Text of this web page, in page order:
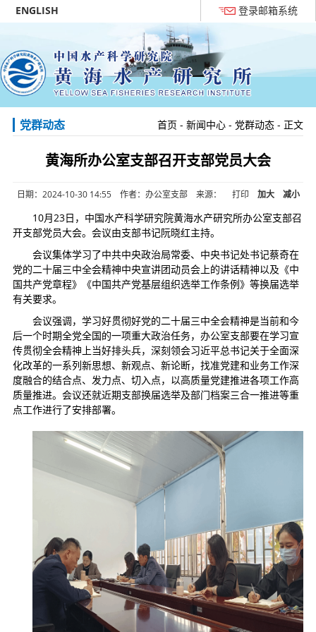
ENGLISH 登录邮箱系统
党群动态 首页 -新闻中心 - 党群动态 - 正文
黄海所办公室支部召开支部党员大会
日期：2024-10-30 14:55 作者：办公室支部 来源： 打印 加大 减小
10月23日，中国水产科学研究院黄海水产研究所办公室支部召
开支部党员大会。会议由支部书记阮晓红主持。
会议集体学习了中共中央政治局常委、中央书记处书记蔡奇在
党的二十届三中全会精神中央宣讲团动员会上的讲话精神以及《中
国共产党章程》《中国共产党基层组织选举工作条例》等换届选举
有关要求。
会议强调，学习好贯彻好党的二十届三中全会精神是当前和今
后一个时期全党全国的一项重大政治任务，办公室支部要在学习宣
传贯彻全会精神上当好排头兵，深刻领会习近平总书记关于全面深
化改革的一系列新思想、新观点、新论断，找准党建和业务工作深
度融合的结合点、发力点、切入点，以高质量党建推进各项工作高
质量推进。会议还就近期支部换届选举及部门档案三合一推进等重
点工作进行了安排部署。